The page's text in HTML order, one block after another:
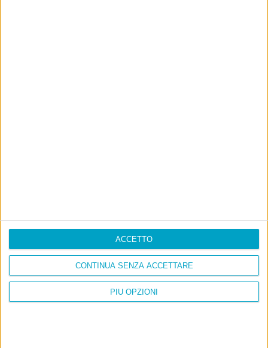
PIÙ OPZIONI
CONTINUA SENZA ACCETTARE
ACCETTO